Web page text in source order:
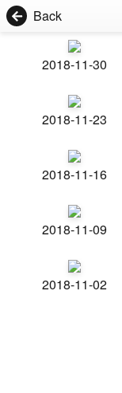
Back
2018-11-30
2018-11-23
2018-11-16
2018-11-09
2018-11-02